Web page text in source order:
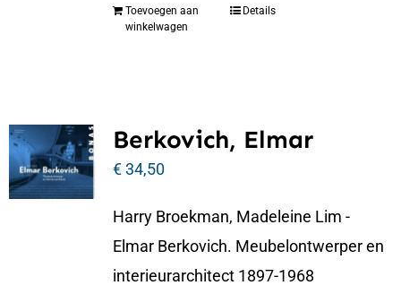
Toevoegen aan
winkelwagen
Details
Berkovich, Elmar
€34,50
Harry Broekman, Madeleine Lim -
Elmar Berkovich. Meubelontwerper en
interieurarchitect 1897-1968